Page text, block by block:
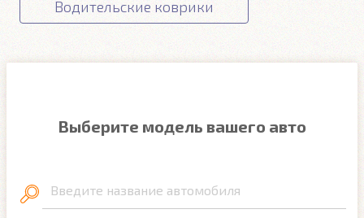
Водительские коврики
Выберите модель вашего авто
Введите название автомобиля